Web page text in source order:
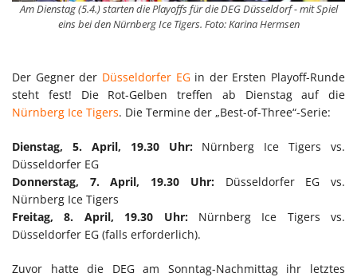
Am Dienstag (5.4.) starten die Playoffs für die DEG Düsseldorf - mit Spiel
eins bei den Nürnberg Ice Tigers. Foto: Karina Hermsen
Der Gegner der Düsseldorfer EGin der Ersten Playoff-Runde
steht fest! Die Rot-Gelben treffen ab Dienstag auf die
Nürnberg Ice Tigers. Die Termine der „Best-of-Three“-Serie:
Dienstag, 5. April, 19.30 Uhr:Nürnberg Ice Tigers vs.
Düsseldorfer EG
Donnerstag, 7. April, 19.30 Uhr:Düsseldorfer EG vs.
Nürnberg Ice Tigers
Freitag, 8. April, 19.30 Uhr:Nürnberg Ice Tigers vs.
Düsseldorfer EG (falls erforderlich).
Zuvor hatte die DEG am Sonntag-Nachmittag ihr letztes